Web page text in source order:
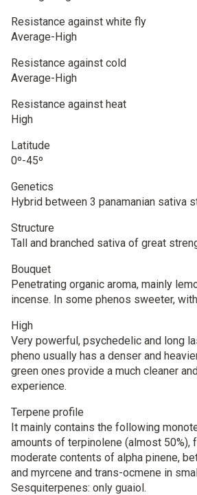
Resistance against white fly
Average-High
Resistance against cold
Average-High
Resistance against heat
High
Latitude
0º-45º
Genetics
Hybrid between 3 panamanian sativa
Structure
Tall and branched sativa of great
Bouquet
Penetrating organic aroma, mainly
incense. In some phenos sweeter,
High
Very powerful, psychedelic and long
pheno usually has a denser and
green ones provide a much cleaner
experience.
Terpene profile
It mainly contains the following
amounts of terpinolene (almost 50%),
moderate contents of alpha pinene,
and myrcene and trans-ocmene in
Sesquiterpenes: only guaiol.